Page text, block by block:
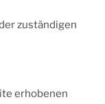
zuständigen
erhobenen